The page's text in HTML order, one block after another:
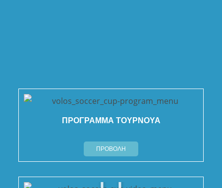
ΠΡΟΓΡΑΜΜΑ ΤΟΥΡΝΟΥΑ
ΠΡΟΒΟΛΗ